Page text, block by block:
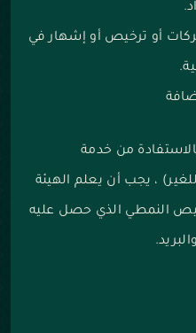
أو ترخيص أو إشهار في
من خدمة
، يجب أن يعلم الهيئة
النمطي الذي حصل عليه